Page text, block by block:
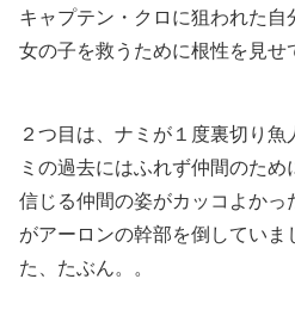
キャプテン・クロに狙われた
女の子を救うために根性を見せ
２つ目は、ナミが１度裏切り
ミの過去にはふれず仲間のた
信じる仲間の姿がカッコよか
がアーロンの幹部を倒していま
た、たぶん。。